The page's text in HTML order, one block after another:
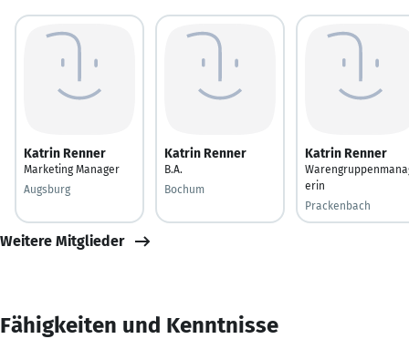
Katrin Renner
Marketing Manager
Augsburg
Katrin Renner
B.A.
Bochum
Katrin Renner
erin
Prackenbach
Weitere Mitglieder
Fähigkeiten und Kenntnisse